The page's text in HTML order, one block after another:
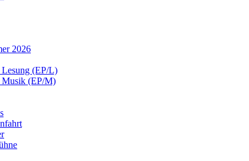
2026
Lesung (EP/L)
Musik (EP/M)